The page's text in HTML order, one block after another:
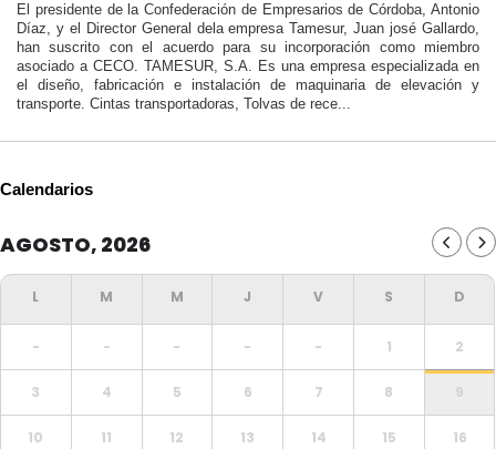
El presidente de la Confederación de Empresarios de Córdoba, Antonio
Díaz, y el Director General dela empresa Tamesur, Juan josé Gallardo,
han suscrito con el acuerdo para su incorporación como miembro
asociado a CECO. TAMESUR, S.A. Es una empresa especializada en
el diseño, fabricación e instalación de maquinaria de elevación y
transporte. Cintas transportadoras, Tolvas de rece...
Calendarios
AGOSTO, 2026
- - - - - 1 2
3 4 5 6 7 8 9
10 11 12 13 14 15 16